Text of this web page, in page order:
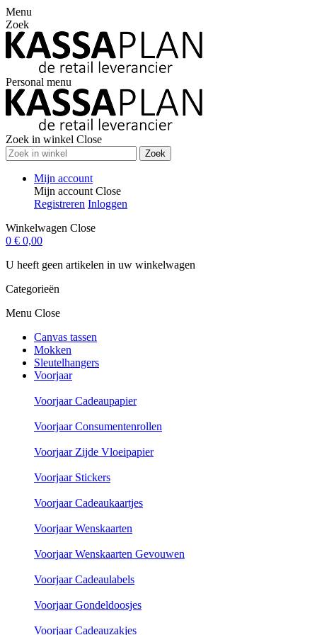
Menu
Zoek
Personal menu
Zoek in winkel Close
Zoek
Mijn account
Mijn account Close
Registreren Inloggen
Winkelwagen Close
0 € 0,00
U heeft geen artikelen in uw winkelwagen
Categorieën
Menu Close
Canvas tassen
Mokken
Sleutelhangers
Voorjaar
Voorjaar Cadeaupapier
Voorjaar Consumentenrollen
Voorjaar Zijde Vloeipapier
Voorjaar Stickers
Voorjaar Cadeaukaartjes
Voorjaar Wenskaarten
Voorjaar Wenskaarten Gevouwen
Voorjaar Cadeaulabels
Voorjaar Gondeldoosjes
Voorjaar Cadeauzakjes